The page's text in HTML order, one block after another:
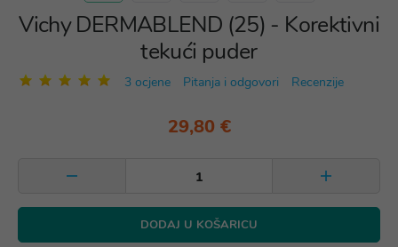
Vichy DERMABLEND (25) - Korektivni
tekući puder
3 ocjene Pitanja i odgovori Recenzije
29,80 €
DODAJ U KOŠARICU